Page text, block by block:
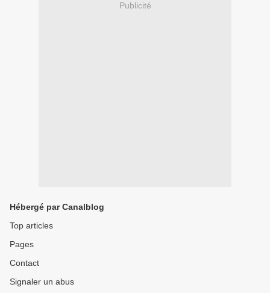
Publicité
Hébergé par Canalblog
Top articles
Pages
Contact
Signaler un abus